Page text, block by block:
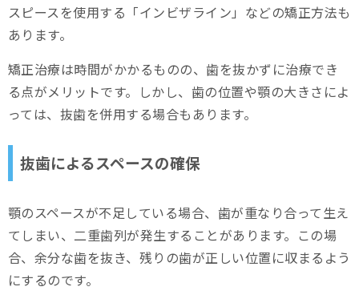
スピースを使用する「インビザライン」などの矯正方法も
あります。
矯正治療は時間がかかるものの、歯を抜かずに治療でき
る点がメリットです。しかし、歯の位置や顎の大きさによ
っては、抜歯を併用する場合もあります。
抜歯によるスペースの確保
顎のスペースが不足している場合、歯が重なり合って生え
てしまい、二重歯列が発生することがあります。この場
合、余分な歯を抜き、残りの歯が正しい位置に収まるよう
にするのです。